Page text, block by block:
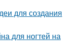
для создания
для ногтей на